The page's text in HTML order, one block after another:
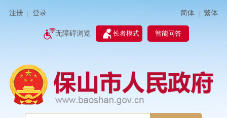
注册 登录 简体 | 繁体
无障碍浏览 长者模式 智能问答